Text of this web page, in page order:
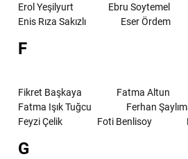
Erol Yeşilyurt
Ebru Soytemel
Enis Rıza Sakızlı
Eser Ördem
F
Fikret Başkaya
Fatma Altun
Fatma Işık Tuğcu
Ferhan
Feyzi Çelik
Foti Benlisoy
G